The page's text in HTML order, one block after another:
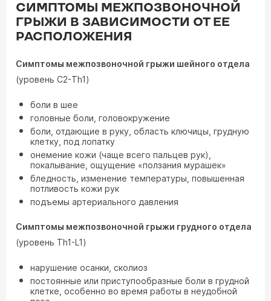
СИМПТОМЫ МЕЖПОЗВОНОЧНОЙ
ГРЫЖИ В ЗАВИСИМОСТИ ОТ ЕЕ
РАСПОЛОЖЕНИЯ
Симптомы межпозвоночной грыжи шейного отдела
(уровень С2-Th1)
боли в шее
головные боли, головокружение
боли, отдающие в руку, область ключицы, грудную
клетку, под лопатку
онемение кожи (чаще всего пальцев рук),
покалывание, ощущение «ползания мурашек»
бледность, изменение температуры, повышенная
потливость кожи рук
подъемы артериального давления
Симптомы межпозвоночной грыжи грудного отдела
(уровень Th1-L1)
нарушение осанки, сколиоз
постоянные или приступообразные боли в грудной
клетке, особенно во время работы в неудобной